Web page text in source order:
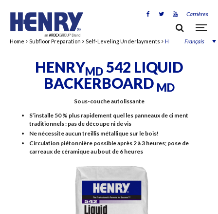
Carrières
Français
Home Subfloor Preparation Self-Leveling Underlayments HENRYMD 542
HENRYMD 542 LIQUID
BACKERBOARD MD
Sous-couche autolissante
S’installe 50 % plus rapidement quel les panneaux de ci ment
traditionnels : pas de découpe ni de vis
Ne nécessite aucun treillis métallique sur le bois!
Circulation piétonnière possible après 2 à 3 heures; pose de
carreaux de céramique au bout de 6 heures